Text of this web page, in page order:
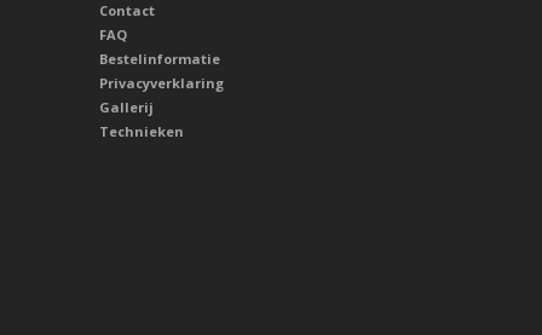
Contact
FAQ
Bestelinformatie
Privacyverklaring
Gallerij
Technieken